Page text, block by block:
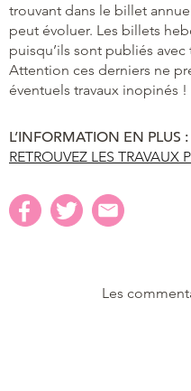
trouvant dans le billet
peut évoluer. Les billets
puisqu’ils sont publiés
Attention ces derniers ne
éventuels travaux inopinés !
L’INFORMATION EN PLUS :
RETROUVEZ LES TRAVAUX
Les